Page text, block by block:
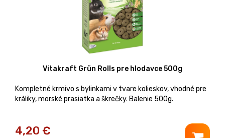
Vitakraft Grün Rolls pre hlodavce 500g
Kompletné krmivo s bylinkami v tvare kolieskov, vhodné pre
králiky, morské prasiatka a škrečky. Balenie 500g.
4,20 €